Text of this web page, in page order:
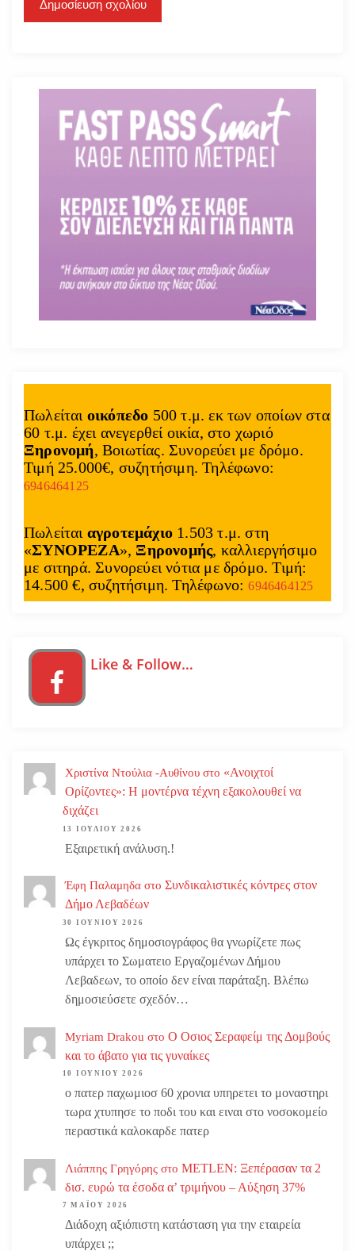
Πωλείται οικόπεδο 500 τ.μ. εκ των οποίων στα
60 τ.μ. έχει ανεγερθεί οικία, στο χωριό
Ξηρονομή, Βοιωτίας. Συνορεύει με δρόμο.
Τιμή 25.000€, συζητήσιμη. Τηλέφωνο:
6946464125
Πωλείται αγροτεμάχιο 1.503 τ.μ. στη
«ΣΥΝΟΡΕΖΑ», Ξηρονομής, καλλιεργήσιμο
με σιτηρά. Συνορεύει νότια με δρόμο. Τιμή:
14.500 €, συζητήσιμη. Τηλέφωνο:6946464125
Like & Follow…
Χριστίνα Ντούλια -Αυθίνου στο «Ανοιχτοί
Ορίζοντες»: Η μοντέρνα τέχνη εξακολουθεί να
διχάζει
13 ΙΟΥΛΊΟΥ 2026
Εξαιρετική ανάλυση.!
Έφη Παλαμηδα στο Συνδικαλιστικές κόντρες στον
Δήμο Λεβαδέων
30 ΙΟΥΝΊΟΥ 2026
Ως έγκριτος δημοσιογράφος θα γνωρίζετε πως
υπάρχει το Σωματειο Εργαζομένων Δήμου
Λεβαδεων, το οποίο δεν είναι παράταξη. Βλέπω
δημοσιεύσετε σχεδόν…
Myriam Drakou στο Ο Οσιος Σεραφείμ της Δομβούς
και το άβατο για τις γυναίκες
10 ΙΟΥΝΊΟΥ 2026
ο πατερ παχωμιοσ 60 χρονια υπηρετει το μοναστηρι
τωρα χτυπησε το ποδι του και ειναι στο νοσοκομείο
περαστικά καλοκαρδε πατερ
Λιάππης Γρηγόρης στο METLEN: Ξεπέρασαν τα 2
δισ. ευρώ τα έσοδα α’ τριμήνου – Αύξηση 37%
7 ΜΑΪ́ΟΥ 2026
Διάδοχη αξιόπιστη κατάσταση για την εταιρεία
υπάρχει ;;